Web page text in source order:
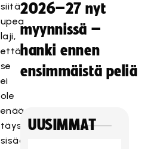
siitä
upea
laji,
että
se
ei
ole
enää
täysin
sisäolosuhteisiin
2026–27 nyt
myynnissä –
hanki ennen
ensimmäistä peliä
UUSIMMAT